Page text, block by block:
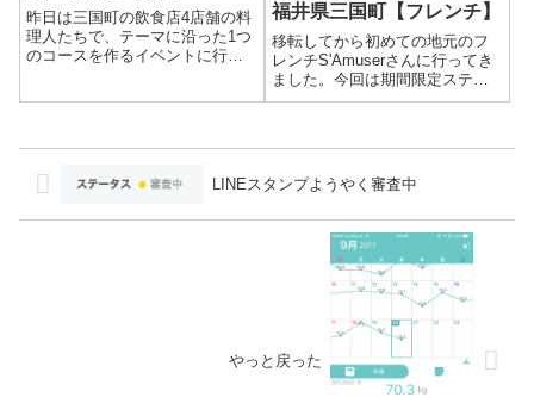
昨日は三国町の飲食店4店舗の料
理人たちで、テーマに沿った1つ
のコースを作るイベントに行っ
福井県三国町【フレンチ】
移転してから初めての地元のフ
レンチS'Amuserさんに行ってき
ました。今回は期間限定ステー
キランチをいただいてきまし
うことでステーキフェアが話題
に出まし...
LINEスタンプようやく審査中
やっと戻った